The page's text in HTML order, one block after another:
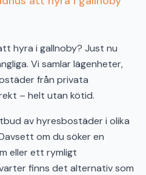
hyra i gallnoby? Just nu
Vi samlar lägenheter,
från privata
– helt utan kötid.
av hyresbostäder i olika
om du söker en
eller ett rymligt
finns det alternativ som